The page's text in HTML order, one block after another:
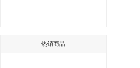
热销商品